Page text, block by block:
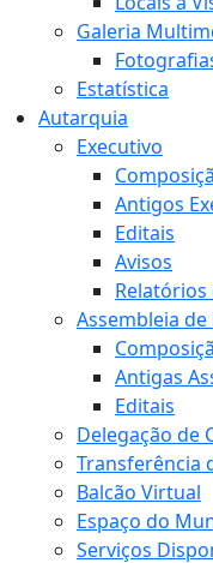
Galeria
Estatística
Autarquia
Executivo
Antigos
Editais
Avisos
Relatórios
Assembleia de
Antigas
Editais
Delegação de
Transferência
Balcão Virtual
Espaço do
Serviços